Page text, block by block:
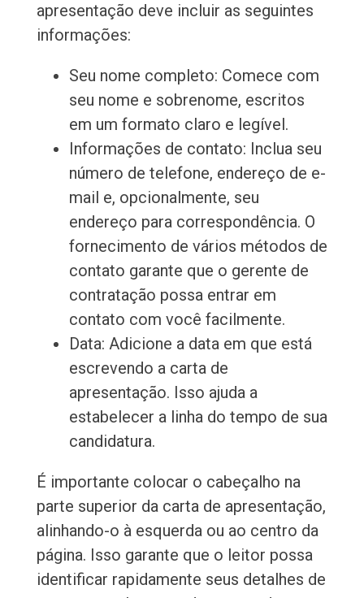
apresentação deve incluir as seguintes
informações:
Seu nome completo: Comece com
seu nome e sobrenome, escritos
em um formato claro e legível.
Informações de contato: Inclua seu
número de telefone, endereço de e-
mail e, opcionalmente, seu
endereço para correspondência. O
fornecimento de vários métodos de
contato garante que o gerente de
contratação possa entrar em
contato com você facilmente.
Data: Adicione a data em que está
escrevendo a carta de
apresentação. Isso ajuda a
estabelecer a linha do tempo de sua
candidatura.
É importante colocar o cabeçalho na
parte superior da carta de apresentação,
alinhando-o à esquerda ou ao centro da
página. Isso garante que o leitor possa
identificar rapidamente seus detalhes de